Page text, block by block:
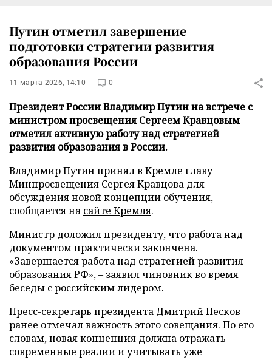
Путин отметил завершение
подготовки стратегии развития
образования России
11 марта 2026, 14:10 0
Президент России Владимир Путин на встрече с
министром просвещения Сергеем Кравцовым
отметил активную работу над стратегией
развития образования в России.
Владимир Путин принял в Кремле главу
Минпросвещения Сергея Кравцова для
обсуждения новой концепции обучения,
сообщается на сайте Кремля.
Министр доложил президенту, что работа над
документом практически закончена.
«Завершается работа над стратегией развития
образования РФ», – заявил чиновник во время
беседы с российским лидером.
Пресс-секретарь президента Дмитрий Песков
ранее отмечал важность этого совещания. По его
словам, новая концепция должна отражать
современные реалии и учитывать уже